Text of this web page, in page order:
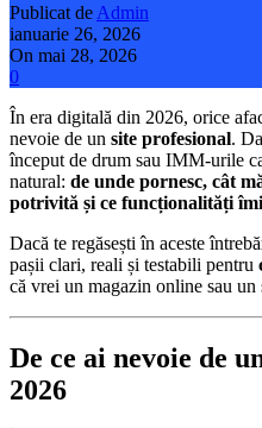
Publicat de Admin
ianuarie 26, 2026
On mai 28, 2026
0
În era digitală din 2026, orice
nevoie de un site profesional.
început de drum sau IMM-urile
natural: de unde pornesc, cât
potrivită și ce funcționalități îmi
Dacă te regăsești în aceste
pașii clari, reali și testabili pentru
că vrei un magazin online sau un
De ce ai nevoie de
2026